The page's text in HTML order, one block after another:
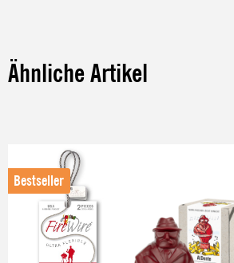
Ähnliche Artikel
Produktgalerie überspringen
Bestseller